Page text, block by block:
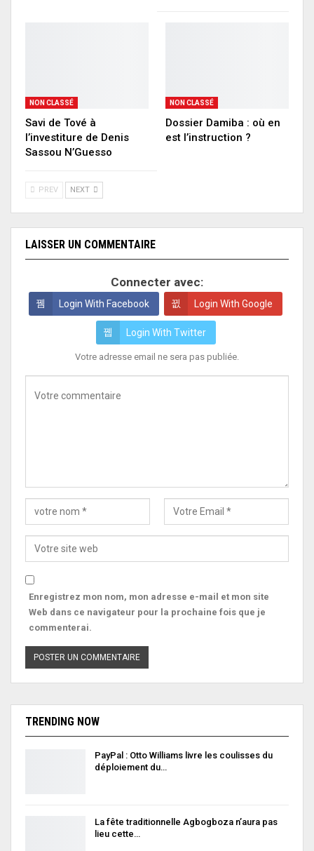
NON CLASSÉ
Savi de Tové à
l’investiture de Denis
Sassou N’Guesso
NON CLASSÉ
Dossier Damiba : où en
est l’instruction ?
PREV NEXT
LAISSER UN COMMENTAIRE
Connecter avec:
Login With Facebook Login With Google
Login With Twitter
Votre adresse email ne sera pas publiée.
Enregistrez mon nom, mon adresse e-mail et mon site
Web dans ce navigateur pour la prochaine fois que je
commenterai.
TRENDING NOW
PayPal : Otto Williams livre les coulisses du
déploiement du…
La fête traditionnelle Agbogboza n’aura pas
lieu cette…